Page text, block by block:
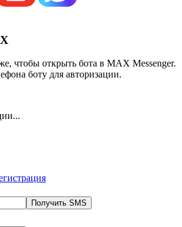
чтобы открыть бота в MAX Messenger.
боту для авторизации.
Получить SMS